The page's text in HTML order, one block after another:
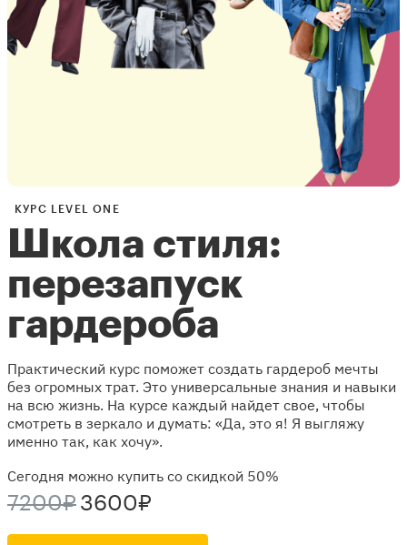
КУРС LEVEL ONE
Школа стиля:
перезапуск
гардероба
Практический курс поможет создать гардероб мечты
без огромных трат. Это универсальные знания и навыки
на всю жизнь. На курсе каждый найдет свое, чтобы
смотреть в зеркало и думать: «Да, это я! Я выгляжу
именно так, как хочу».
Сегодня можно купить со скидкой 50%
7200₽ 3600₽